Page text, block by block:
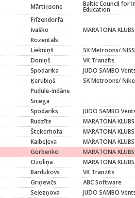
Mārtiņsone Baltic Council for
Education
Frīzendorfa
Ivaško
MARATONA KLUBS
Rozentāls
Liekniņš
SK Metroons/
Doniņš
VK Tranzīts
Spodarika
JUDO SAMBO
Ķerubiņš
SK Metroons/ Nike
Pudule-Indāne
Sniega
Spodariks
JUDO SAMBO
Rudzīte
MARATONA KLUBS
Štekerhofa
MARATONA KLUBS
Kaibeļeva
MARATONA KLUBS
Gorbenko
MARATONA KLUBS
Ozoliņa
MARATONA KLUBS
Bardukovs
VK Tranzīts
Griņevičs
ABC Software
Seļezņova
JUDO SAMBO